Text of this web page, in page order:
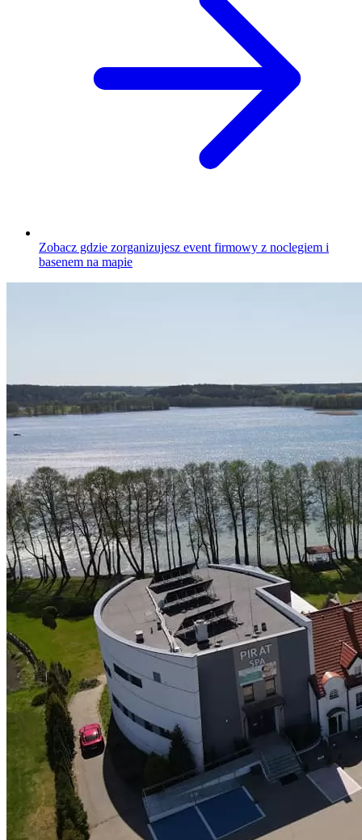
Zobacz gdzie zorganizujesz event firmowy z noclegiem i
basenem na mapie